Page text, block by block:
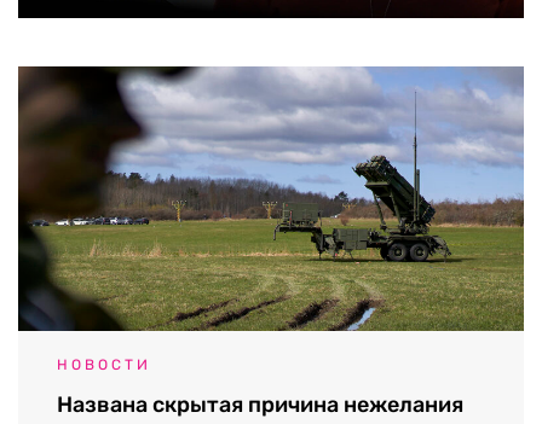
НОВОСТИ
Названа скрытая причина нежелания